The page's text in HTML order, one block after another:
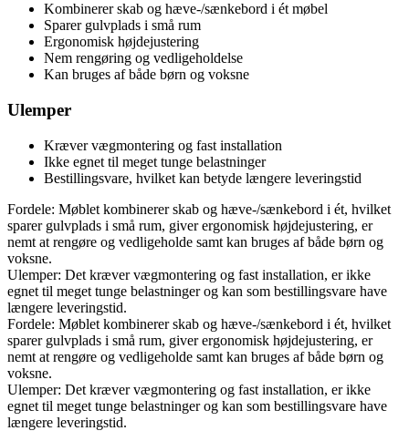
Kombinerer skab og hæve-/sænkebord i ét møbel
Sparer gulvplads i små rum
Ergonomisk højdejustering
Nem rengøring og vedligeholdelse
Kan bruges af både børn og voksne
Ulemper
Kræver vægmontering og fast installation
Ikke egnet til meget tunge belastninger
Bestillingsvare, hvilket kan betyde længere leveringstid
Fordele: Møblet kombinerer skab og hæve-/sænkebord i ét, hvilket
sparer gulvplads i små rum, giver ergonomisk højdejustering, er
nemt at rengøre og vedligeholde samt kan bruges af både børn og
voksne.
Ulemper: Det kræver vægmontering og fast installation, er ikke
egnet til meget tunge belastninger og kan som bestillingsvare have
længere leveringstid.
Fordele: Møblet kombinerer skab og hæve-/sænkebord i ét, hvilket
sparer gulvplads i små rum, giver ergonomisk højdejustering, er
nemt at rengøre og vedligeholde samt kan bruges af både børn og
voksne.
Ulemper: Det kræver vægmontering og fast installation, er ikke
egnet til meget tunge belastninger og kan som bestillingsvare have
længere leveringstid.